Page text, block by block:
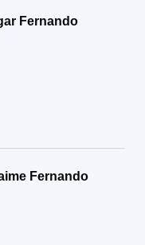
Fernando
Fernando